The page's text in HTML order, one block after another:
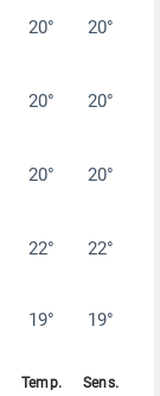
20° 20°
20° 20°
20° 20°
22° 22°
19° 19°